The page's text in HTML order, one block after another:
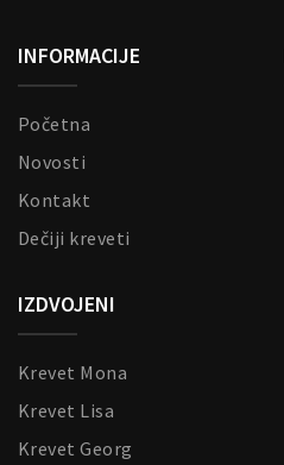
INFORMACIJE
Početna
Novosti
Kontakt
Dečiji kreveti
IZDVOJENI
Krevet Mona
Krevet Lisa
Krevet Georg